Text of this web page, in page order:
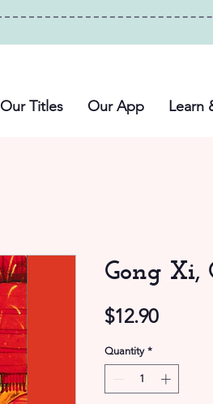
Our Titles Our App Learn
Gong
$12.90Price
Quantity *